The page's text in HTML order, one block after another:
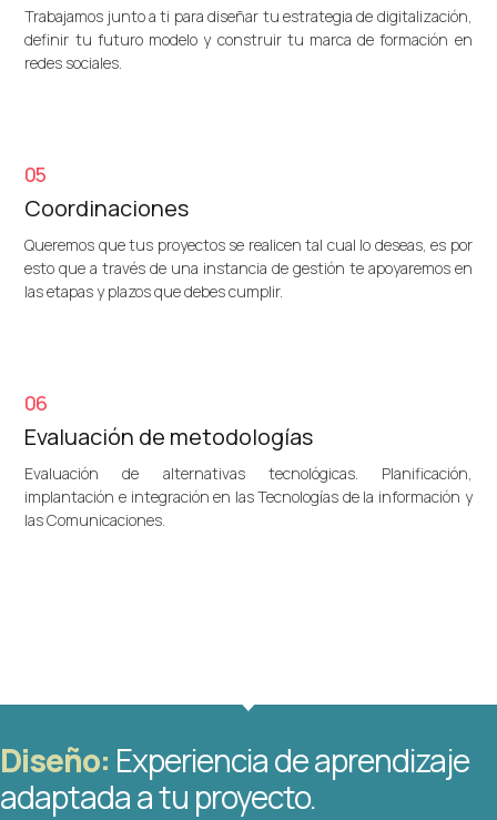
Trabajamos junto a ti para diseñar tu estrategia de digitalización,
definir tu futuro modelo y construir tu marca de formación en
redes sociales.
05
Coordinaciones
Queremos que tus proyectos se realicen tal cual lo deseas, es por
esto que a través de una instancia de gestión te apoyaremos en
las etapas y plazos que debes cumplir.
06
Evaluación de metodologías
Evaluación de alternativas tecnológicas. Planificación,
implantación e integración en las Tecnologías de la información y
las Comunicaciones.
Diseño: Experiencia de aprendizaje
adaptada a tu proyecto.